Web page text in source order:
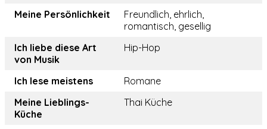
Meine Persönlichkeit
Freundlich, ehrlich,
romantisch, gesellig
Ich liebe diese Art
von Musik
Hip-Hop
Ich lese meistens
Romane
Meine Lieblings-
Küche
Thai Küche